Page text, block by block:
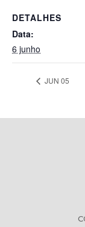
DETALHES
Data:
6 junho
JUN 05